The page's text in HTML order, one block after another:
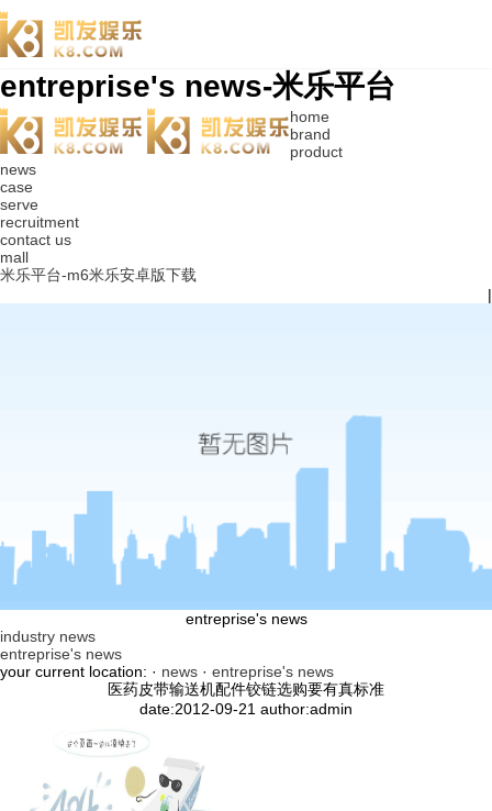
entreprise's news-米乐平台
home
brand
product
news
case
serve
recruitment
contact us
mall
米乐平台-m6米乐安卓版下载
|
entreprise's news
industry news
entreprise's news
your current location: · news · entreprise's news
医药皮带输送机配件铰链选购要有真标准
date:2012-09-21 author:admin